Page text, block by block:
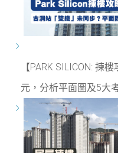
【PARK SILICON: 揀
元，分析平面圖及5大